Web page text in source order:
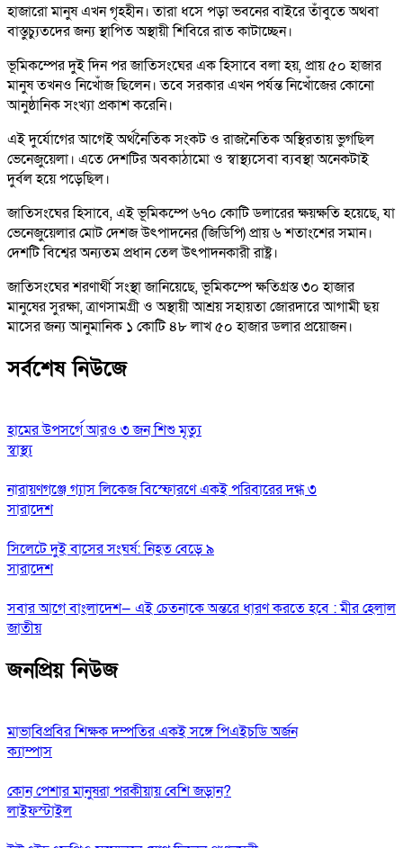
হাজারো মানুষ এখন গৃহহীন। তারা ধসে পড়া ভবনের বাইরে তাঁবুতে অথবা
বাস্তুচ্যুতদের জন্য স্থাপিত অস্থায়ী শিবিরে রাত কাটাচ্ছেন।
ভূমিকম্পের দুই দিন পর জাতিসংঘের এক হিসাবে বলা হয়, প্রায় ৫০ হাজার
মানুষ তখনও নিখোঁজ ছিলেন। তবে সরকার এখন পর্যন্ত নিখোঁজের কোনো
আনুষ্ঠানিক সংখ্যা প্রকাশ করেনি।
এই দুর্যোগের আগেই অর্থনৈতিক সংকট ও রাজনৈতিক অস্থিরতায় ভুগছিল
ভেনেজুয়েলা। এতে দেশটির অবকাঠামো ও স্বাস্থ্যসেবা ব্যবস্থা অনেকটাই
দুর্বল হয়ে পড়েছিল।
জাতিসংঘের হিসাবে, এই ভূমিকম্পে ৬৭০ কোটি ডলারের ক্ষয়ক্ষতি হয়েছে, যা
ভেনেজুয়েলার মোট দেশজ উৎপাদনের (জিডিপি) প্রায় ৬ শতাংশের সমান।
দেশটি বিশ্বের অন্যতম প্রধান তেল উৎপাদনকারী রাষ্ট্র।
জাতিসংঘের শরণার্থী সংস্থা জানিয়েছে, ভূমিকম্পে ক্ষতিগ্রস্ত ৩০ হাজার
মানুষের সুরক্ষা, ত্রাণসামগ্রী ও অস্থায়ী আশ্রয় সহায়তা জোরদারে আগামী ছয়
মাসের জন্য আনুমানিক ১ কোটি ৪৮ লাখ ৫০ হাজার ডলার প্রয়োজন।
সর্বশেষ নিউজে
হামের উপসর্গে আরও ৩ জন শিশু মৃত্যু
স্বাস্থ্য
নারায়ণগঞ্জে গ্যাস লিকেজ বিস্ফোরণে একই পরিবারের দগ্ধ ৩
সারাদেশ
সিলেটে দুই বাসের সংঘর্ষ: নিহত বেড়ে ৯
সারাদেশ
সবার আগে বাংলাদেশ— এই চেতনাকে অন্তরে ধারণ করতে হবে : মীর হেলাল
জাতীয়
জনপ্রিয় নিউজ
মাভাবিপ্রবির শিক্ষক দম্পতির একই সঙ্গে পিএইচডি অর্জন
ক্যাম্পাস
কোন পেশার মানুষরা পরকীয়ায় বেশি জড়ান?
লাইফস্টাইল